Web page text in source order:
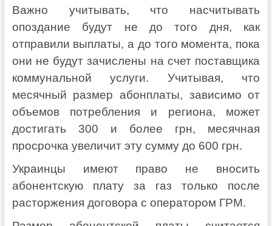
Важно учитывать, что насчитывать
опоздание будут не до того дня, как
отправили выплаты, а до того момента, пока
они не будут зачислены на счет поставщика
коммунальной услуги. Учитывая, что
месячный размер абонплаты, зависимо от
объемов потребления и региона, может
достигать 300 и более грн, месячная
просрочка увеличит эту сумму до 600 грн.
Украинцы имеют право не вносить
абонентскую плату за газ только после
расторжения договора с оператором ГРМ.